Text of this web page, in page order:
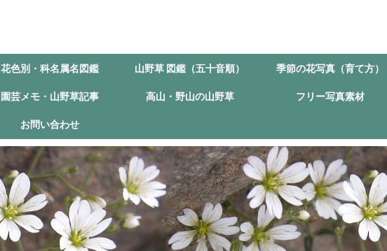
花色別・科名属名図鑑 山野草 図鑑（五十音順） 季節の花写真（育て方）
園芸メモ・山野草記事 高山・野山の山野草 フリー写真素材
お問い合わせ